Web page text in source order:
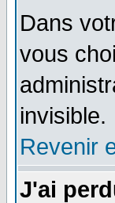
Dans
vous
invisible.
Revenir
J'ai